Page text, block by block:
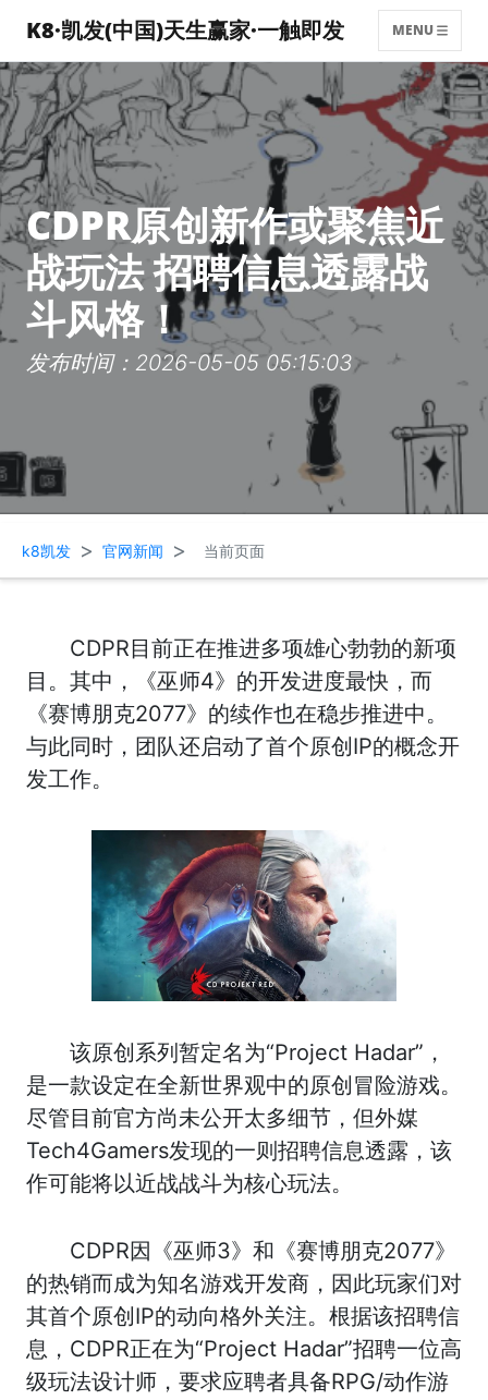
K8·凯发(中国)天生赢家·一触即发 MENU
CDPR原创新作或聚焦近
战玩法 招聘信息透露战
斗风格！
发布时间：2026-05-05 05:15:03
k8凯发 > 官网新闻 > 当前页面
CDPR目前正在推进多项雄心勃勃的新项
目。其中，《巫师4》的开发进度最快，而
《赛博朋克2077》的续作也在稳步推进中。
与此同时，团队还启动了首个原创IP的概念开
发工作。
该原创系列暂定名为“Project Hadar”，
是一款设定在全新世界观中的原创冒险游戏。
尽管目前官方尚未公开太多细节，但外媒
Tech4Gamers发现的一则招聘信息透露，该
作可能将以近战战斗为核心玩法。
CDPR因《巫师3》和《赛博朋克2077》
的热销而成为知名游戏开发商，因此玩家们对
其首个原创IP的动向格外关注。根据该招聘信
息，CDPR正在为“Project Hadar”招聘一位高
级玩法设计师，要求应聘者具备RPG/动作游